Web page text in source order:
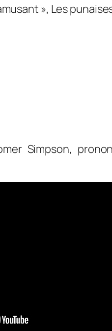
», Les
Simpson,